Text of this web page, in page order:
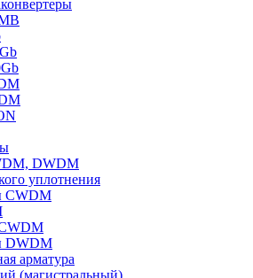
DWDM
уплотнения
CWDM
DWDM
арматура
(магистральный)